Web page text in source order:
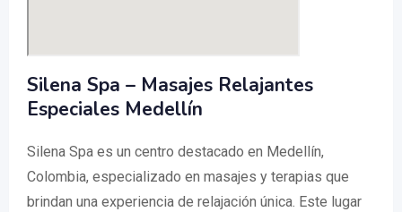
Silena Spa – Masajes Relajantes
Especiales Medellín
Silena Spa es un centro destacado en Medellín,
Colombia, especializado en masajes y terapias que
brindan una experiencia de relajación única. Este lugar